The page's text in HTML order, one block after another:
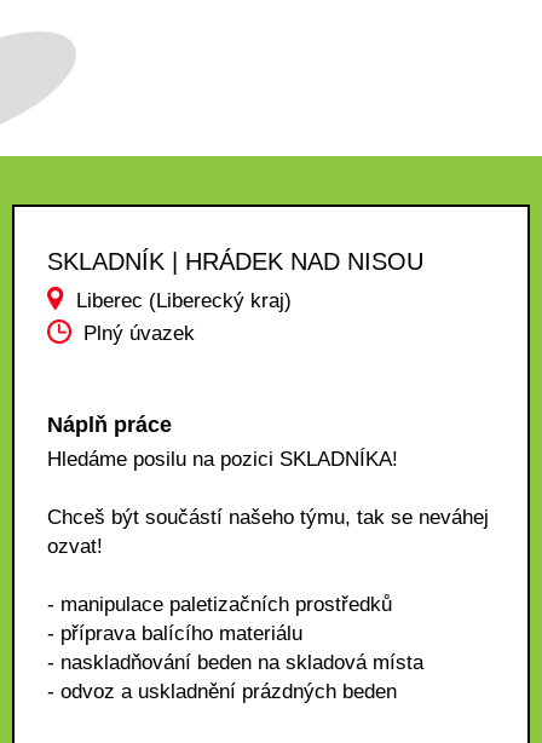
SKLADNÍK | HRÁDEK NAD NISOU
Liberec (Liberecký kraj)
Plný úvazek
Náplň práce
Hledáme posilu na pozici SKLADNÍKA!
Chceš být součástí našeho týmu, tak se neváhej
ozvat!
- manipulace paletizačních prostředků
- příprava balícího materiálu
- naskladňování beden na skladová místa
- odvoz a uskladnění prázdných beden